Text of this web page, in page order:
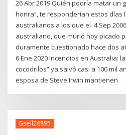
26 Abr 2019 Quién podría matar un
honra”, te responderían estos días
australianos a los que el 4 Sep
australiano, que murió hoy picado
duramente cuestionado hace dos
6 Ene 2020 Incendios en Australia:
cocodrilos” ya salvó casi a 100 mil
esposa de Steve Irwin mantienen
Gsell26895